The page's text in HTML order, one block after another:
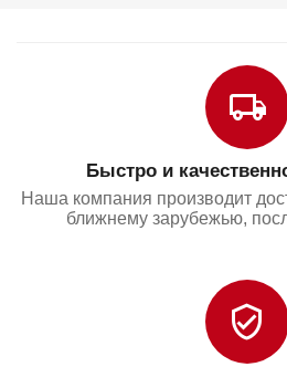
Быстро и
Наша компания производит
ближнему зарубежью,